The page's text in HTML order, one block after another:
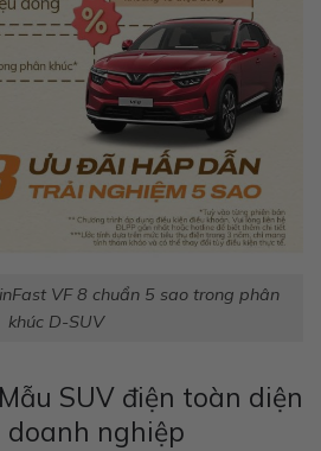
VF 8 chuẩn 5 sao trong phân
khúc D-SUV
SUV điện toàn diện
nghiệp